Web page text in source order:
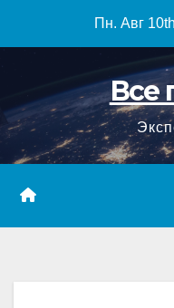
Пн. Авг
Все